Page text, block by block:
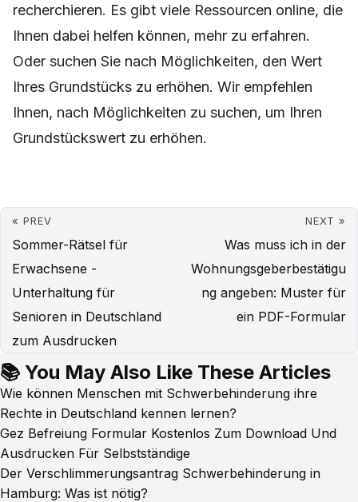
recherchieren. Es gibt viele Ressourcen online, die
Ihnen dabei helfen können, mehr zu erfahren.
Oder suchen Sie nach Möglichkeiten, den Wert
Ihres Grundstücks zu erhöhen. Wir empfehlen
Ihnen, nach Möglichkeiten zu suchen, um Ihren
Grundstückswert zu erhöhen.
« PREV
Sommer-Rätsel für
Erwachsene -
Unterhaltung für
Senioren in Deutschland
zum Ausdrucken
NEXT »
Was muss ich in der
Wohnungsgeberbestätigu
ng angeben: Muster für
ein PDF-Formular
📚 You May Also Like These Articles
Wie können Menschen mit Schwerbehinderung ihre
Rechte in Deutschland kennen lernen?
Gez Befreiung Formular Kostenlos Zum Download Und
Ausdrucken Für Selbstständige
Der Verschlimmerungsantrag Schwerbehinderung in
Hamburg: Was ist nötig?